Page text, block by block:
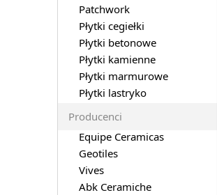
Patchwork
Płytki cegiełki
Płytki betonowe
Płytki kamienne
Płytki marmurowe
Płytki lastryko
Producenci
Equipe Ceramicas
Geotiles
Vives
Abk Ceramiche